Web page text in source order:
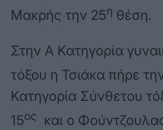
Μακρής την 25η θέση.
Στην Α Κατηγορία
τόξου η Τσιάκα πήρε
Κατηγορία Σύνθετου
15ος και ο